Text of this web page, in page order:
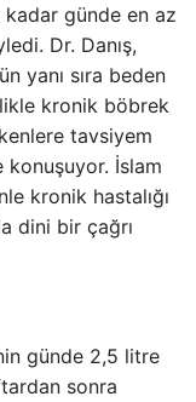
günde en az
Dr. Danış,
yanı sıra beden
kronik böbrek
tavsiyem
konuşuyor. İslam
kronik hastalığı
dini bir çağrı
günde 2,5 litre
sonra